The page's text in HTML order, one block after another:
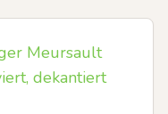
Meursault
dekantiert